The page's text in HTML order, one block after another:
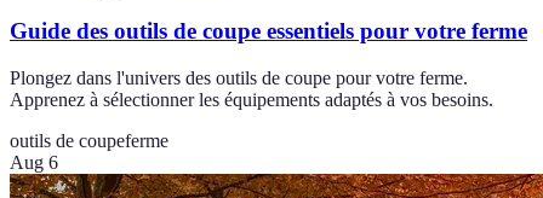
Guide des outils de coupe essentiels pour votre ferme
Plongez dans l'univers des outils de coupe pour votre ferme.
Apprenez à sélectionner les équipements adaptés à vos besoins.
outils de coupeferme
Aug 6